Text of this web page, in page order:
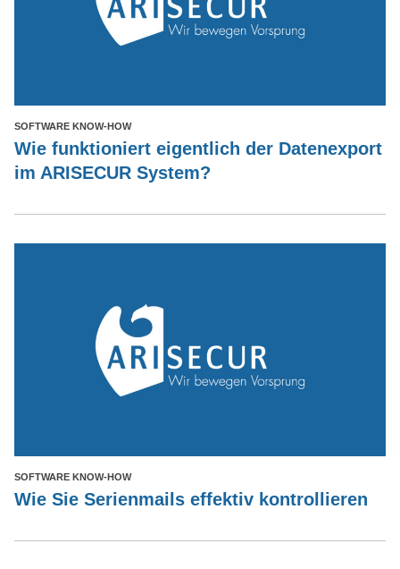
SOFTWARE KNOW-HOW
Wie funktioniert eigentlich der Datenexport
im ARISECUR System?
SOFTWARE KNOW-HOW
Wie Sie Serienmails effektiv kontrollieren